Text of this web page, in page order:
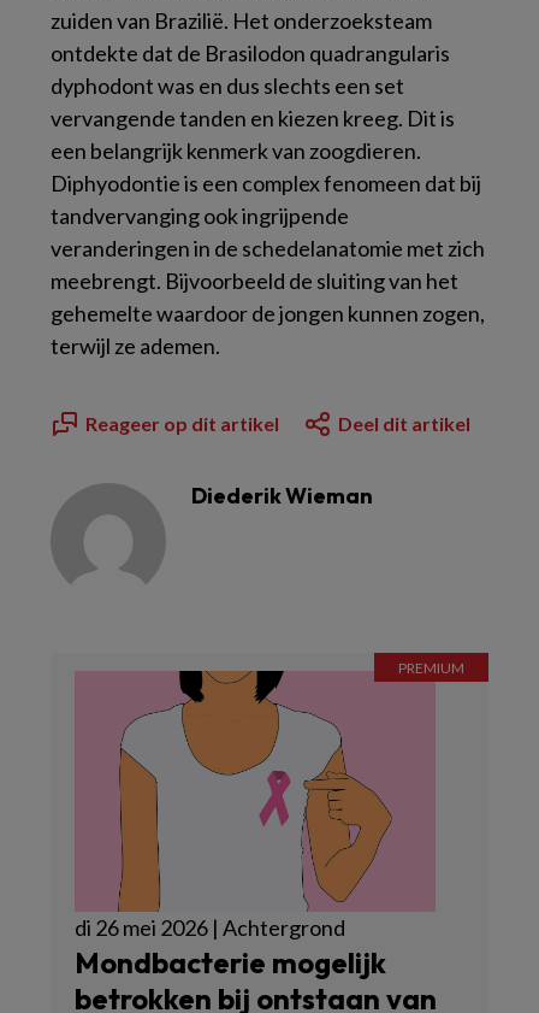
zuiden van Brazilië. Het onderzoeksteam
ontdekte dat de Brasilodon quadrangularis
dyphodont was en dus slechts een set
vervangende tanden en kiezen kreeg. Dit is
een belangrijk kenmerk van zoogdieren.
Diphyodontie is een complex fenomeen dat bij
tandvervanging ook ingrijpende
veranderingen in de schedelanatomie met zich
meebrengt. Bijvoorbeeld de sluiting van het
gehemelte waardoor de jongen kunnen zogen,
terwijl ze ademen.
Reageer op dit artikel Deel dit artikel
Diederik Wieman
di 26 mei 2026 | Achtergrond
Mondbacterie mogelijk
betrokken bij ontstaan van